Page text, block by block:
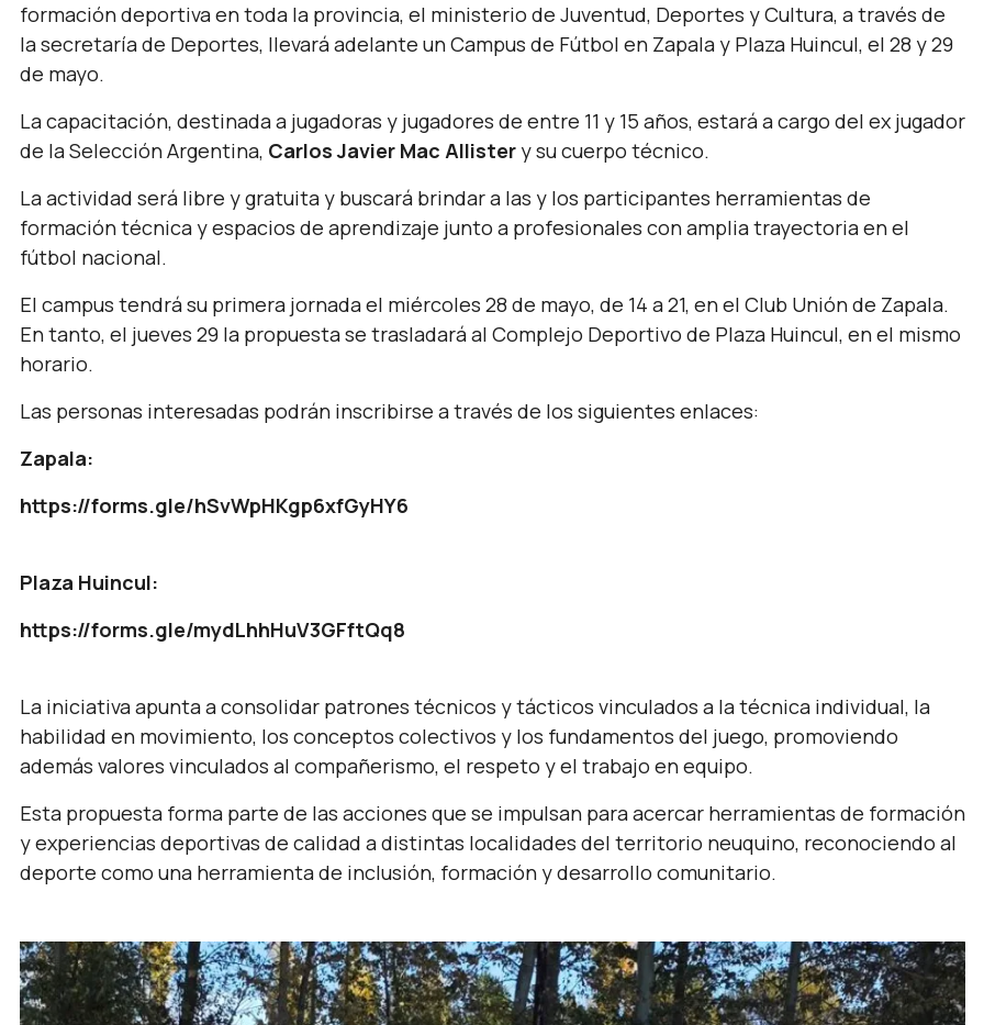
formación deportiva en toda la provincia, el ministerio de Juventud, Deportes y Cultura, a través de
la secretaría de Deportes, llevará adelante un Campus de Fútbol en Zapala y Plaza Huincul, el 28 y 29
de mayo.
La capacitación, destinada a jugadoras y jugadores de entre 11 y 15 años, estará a cargo del ex jugador
de la Selección Argentina, Carlos Javier Mac Allister y su cuerpo técnico.
La actividad será libre y gratuita y buscará brindar a las y los participantes herramientas de
formación técnica y espacios de aprendizaje junto a profesionales con amplia trayectoria en el
fútbol nacional.
El campus tendrá su primera jornada el miércoles 28 de mayo, de 14 a 21, en el Club Unión de Zapala.
En tanto, el jueves 29 la propuesta se trasladará al Complejo Deportivo de Plaza Huincul, en el mismo
horario.
Las personas interesadas podrán inscribirse a través de los siguientes enlaces:
Zapala:
https://forms.gle/hSvWpHKgp6xfGyHY6
Plaza Huincul:
https://forms.gle/mydLhhHuV3GFftQq8
La iniciativa apunta a consolidar patrones técnicos y tácticos vinculados a la técnica individual, la
habilidad en movimiento, los conceptos colectivos y los fundamentos del juego, promoviendo
además valores vinculados al compañerismo, el respeto y el trabajo en equipo.
Esta propuesta forma parte de las acciones que se impulsan para acercar herramientas de formación
y experiencias deportivas de calidad a distintas localidades del territorio neuquino, reconociendo al
deporte como una herramienta de inclusión, formación y desarrollo comunitario.